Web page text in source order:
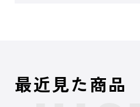
最近見た商品